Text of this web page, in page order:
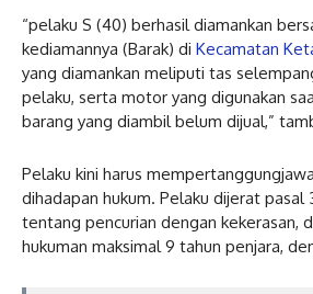
“pelaku S (40) berhasil diamankan
kediamannya (Barak) di Kecamatan
yang diamankan meliputi tas
pelaku, serta motor yang digunakan
barang yang diambil belum dijual,”
Pelaku kini harus
dihadapan hukum. Pelaku dijerat pasal
tentang pencurian dengan kekerasan,
hukuman maksimal 9 tahun penjara,